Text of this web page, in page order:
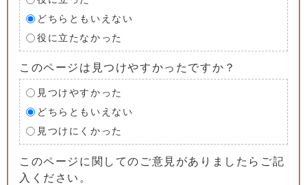
どちらともいえない
役に立たなかった
このページは見つけやすかったですか？
見つけやすかった
どちらともいえない
見つけにくかった
このページに関してのご意見がありましたらご記
入ください。